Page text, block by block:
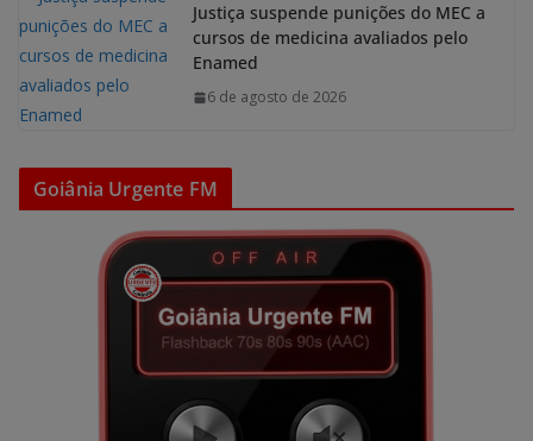
Justiça suspende punições do MEC a
cursos de medicina avaliados pelo
Enamed
6 de agosto de 2026
Goiânia Urgente FM